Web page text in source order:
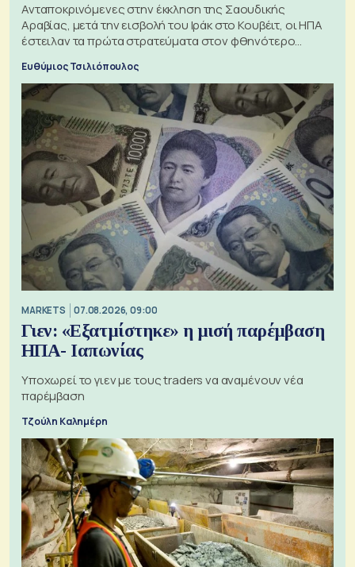
Ανταποκρινόμενες στην έκκληση της Σαουδικής
Αραβίας, μετά την εισβολή του Ιράκ στο Κουβέιτ, οι ΗΠΑ
έστειλαν τα πρώτα στρατεύματα στον φθηνότερο
πόλεμο της ιστορίας τους
Ευθύμιος Τσιλιόπουλος
MARKETS 07.08.2026, 09:00
Γιεν: «Εξατμίστηκε» η μισή παρέμβαση
ΗΠΑ- Ιαπωνίας
Υποχωρεί το γιεν με τους traders να αναμένουν νέα
παρέμβαση
Τζούλη Καλημέρη